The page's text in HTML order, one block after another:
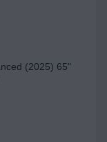
(2025) 65"